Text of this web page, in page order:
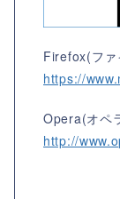
Firefox(ファ
https://
Opera(オペ
http://